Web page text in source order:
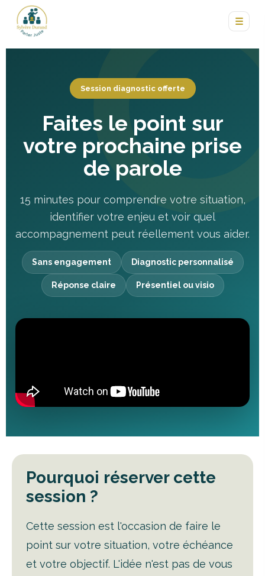
☰
Session diagnostic offerte
Faites le point sur
votre prochaine prise
de parole
15 minutes pour comprendre votre situation,
identifier votre enjeu et voir quel
accompagnement peut réellement vous aider.
Sans engagement Diagnostic personnalisé
Réponse claire Présentiel ou visio
Pourquoi réserver cette
session ?
Cette session est l'occasion de faire le
point sur votre situation, votre échéance
et votre objectif. L'idée n'est pas de vous